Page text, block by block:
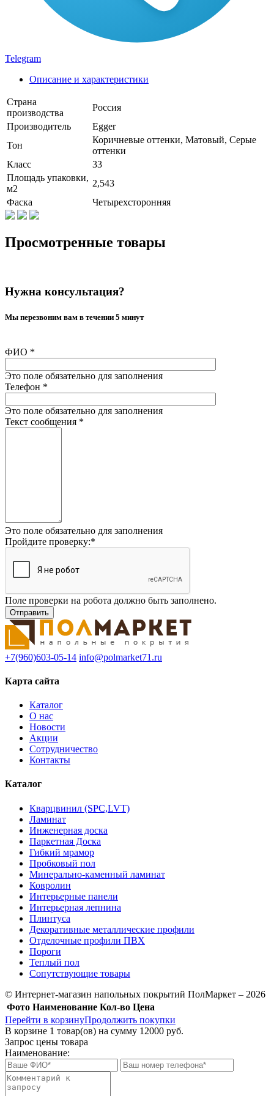
Telegram
Описание и характеристики
Страна
производства
Россия
Производитель
Egger
Тон
Коричневые оттенки, Матовый, Серые
оттенки
Класс
33
Площадь упаковки,
м2
2,543
Фаска
Четырехсторонняя
Просмотренные товары
Нужна консультация?
Мы перезвоним вам в течении 5 минут
ФИО *
Это поле обязательно для заполнения
Телефон *
Это поле обязательно для заполнения
Текст сообщения *
Это поле обязательно для заполнения
Пройдите проверку:*
Поле проверки на робота должно быть заполнено.
+7(960)603-05-14 info@polmarket71.ru
Карта сайта
Каталог
О нас
Новости
Акции
Сотрудничество
Контакты
Каталог
Кварцвинил (SPC,LVT)
Ламинат
Инженерная доска
Паркетная Доска
Гибкий мрамор
Пробковый пол
Минерально-каменный ламинат
Ковролин
Интерьерные панели
Интерьерная лепнина
Плинтуса
Декоративные металлические профили
Отделочные профили ПВХ
Пороги
Теплый пол
Сопутствующие товары
© Интернет-магазин напольных покрытий ПолМаркет – 2026
Фото Наименование Кол-во Цена
Перейти в корзинуПродолжить покупки
В корзине 1 товар(ов) на сумму 12000 руб.
Запрос цены товара
Наименование: